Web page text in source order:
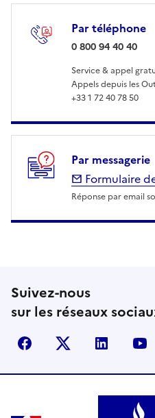
Par téléphone
: 0 800 94 40 40
0 800 94 40 40
Service & appel
Appels depuis les
+33 1 72 40 78 50
Par messagerie
Formulaire
Réponse par email
Suivez-nous
sur les réseaux
FacebookX LinkedIn